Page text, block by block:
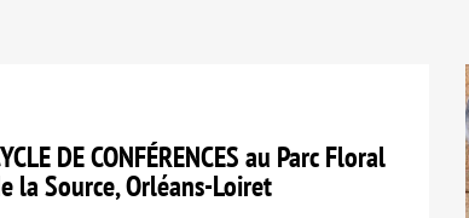
DE CONFÉRENCES au Parc Floral
la Source, Orléans-Loiret